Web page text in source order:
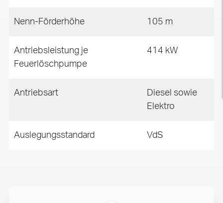
Nenn-Förderhöhe 105 m
Antriebsleistung je
Feuerlöschpumpe
414 kW
Antriebsart
Diesel sowie
Elektro
Auslegungsstandard VdS